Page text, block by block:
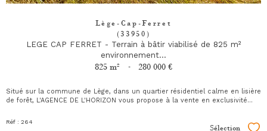
Lège-Cap-Ferret
(33950)
LEGE CAP FERRET - Terrain à bâtir viabilisé de 825 m²
environnement...
825 m² - 280 000 €
Situé sur la commune de Lège, dans un quartier résidentiel calme en lisière
de forêt, L'AGENCE DE L'HORIZON vous propose à la vente en exclusivité...
Réf : 264
Sélection